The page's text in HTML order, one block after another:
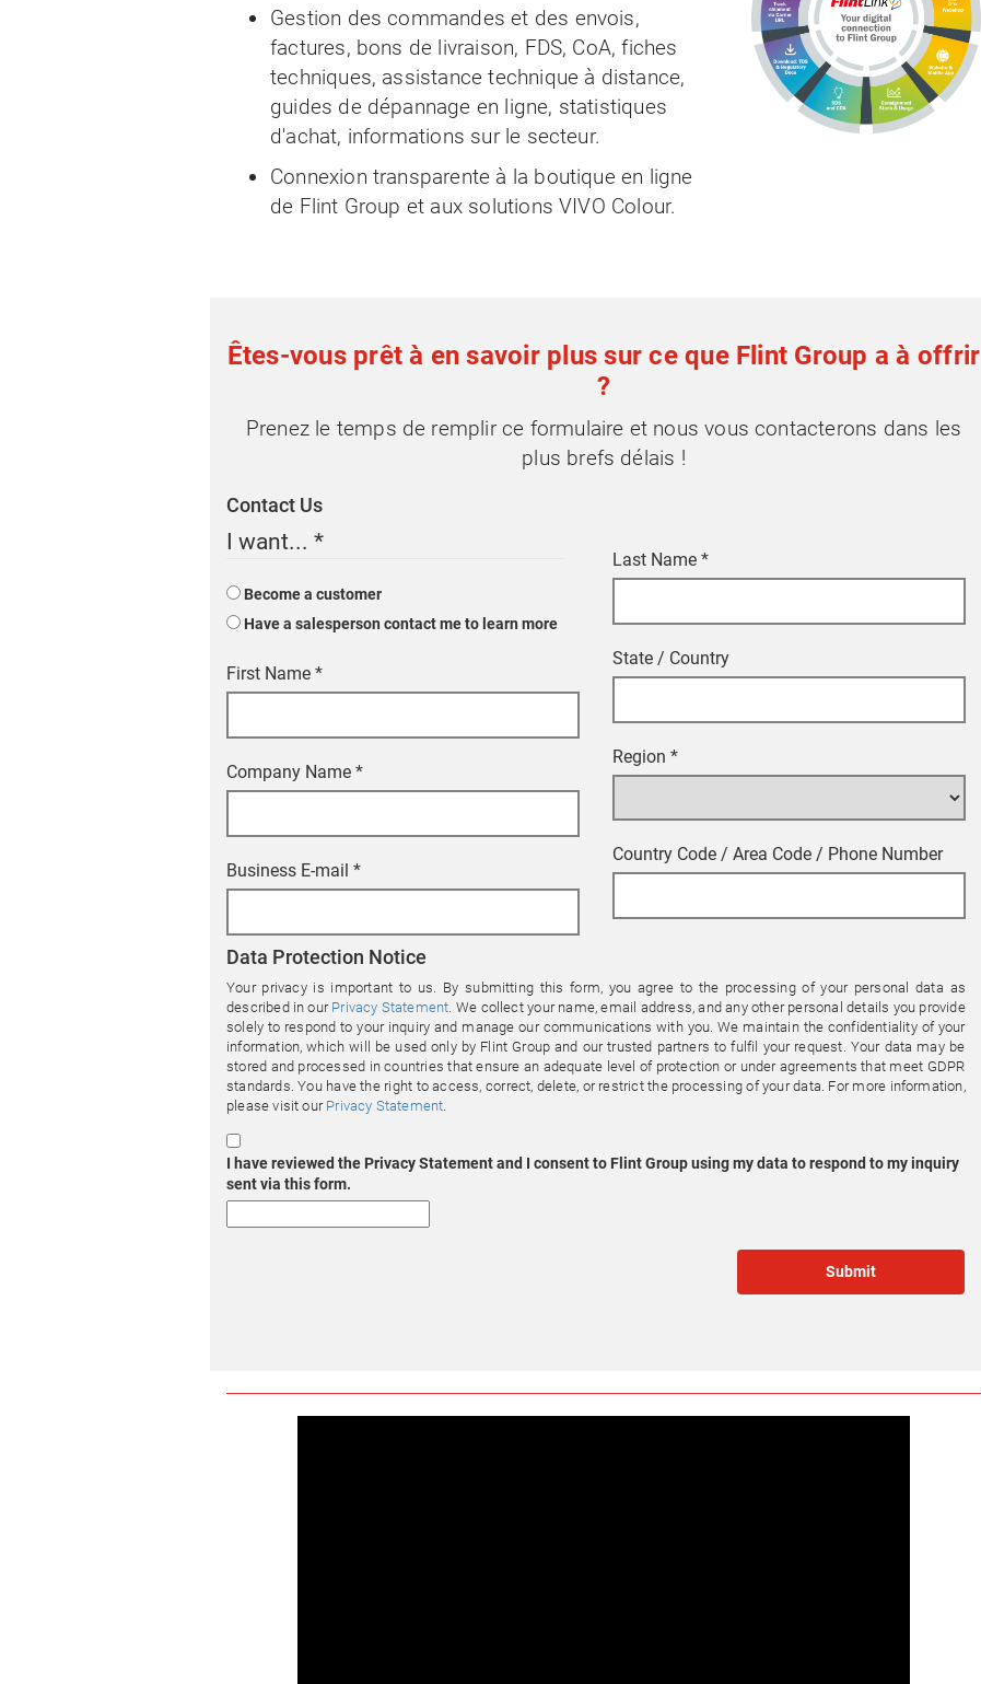
Gestion des commandes et des envois,
factures, bons de livraison, FDS, CoA, fiches
techniques, assistance technique à distance,
guides de dépannage en ligne, statistiques
d'achat, informations sur le secteur.
Connexion transparente à la boutique en ligne
de Flint Group et aux solutions VIVO Colour.
Êtes-vous prêt à en savoir plus sur ce que Flint Group a à offrir
?
Prenez le temps de remplir ce formulaire et nous vous contacterons dans les
plus brefs délais !
Contact Us
I want... *
Become a customer
Have a salesperson contact me to learn more
First Name *
Company Name *
Business E-mail *
Last Name *
State / Country
Region *
Country Code / Area Code / Phone Number
Data Protection Notice
Your privacy is important to us. By submitting this form, you agree to the processing of your personal data as
described in our Privacy Statement . We collect your name, email address, and any other personal details you provide
solely to respond to your inquiry and manage our communications with you. We maintain the confidentiality of your
information, which will be used only by Flint Group and our trusted partners to fulfil your request. Your data may be
stored and processed in countries that ensure an adequate level of protection or under agreements that meet GDPR
standards. You have the right to access, correct, delete, or restrict the processing of your data. For more information,
please visit our Privacy Statement
I have reviewed the Privacy Statement and I consent to Flint Group using my data to respond to my inquiry
sent via this form.